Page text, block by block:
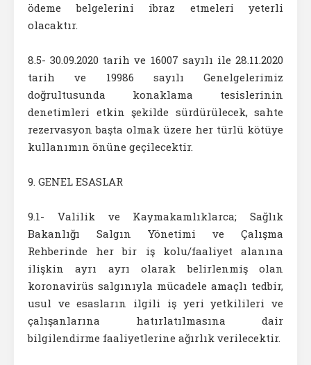
ödeme belgelerini ibraz etmeleri yeterli
olacaktır.
8.5- 30.09.2020 tarih ve 16007 sayılı ile 28.11.2020
tarih ve 19986 sayılı Genelgelerimiz
doğrultusunda konaklama tesislerinin
denetimleri etkin şekilde sürdürülecek, sahte
rezervasyon başta olmak üzere her türlü kötüye
kullanımın önüne geçilecektir.
9. GENEL ESASLAR
9.1- Valilik ve Kaymakamlıklarca; Sağlık
Bakanlığı Salgın Yönetimi ve Çalışma
Rehberinde her bir iş kolu/faaliyet alanına
ilişkin ayrı ayrı olarak belirlenmiş olan
koronavirüs salgınıyla mücadele amaçlı tedbir,
usul ve esasların ilgili iş yeri yetkilileri ve
çalışanlarına hatırlatılmasına dair
bilgilendirme faaliyetlerine ağırlık verilecektir.